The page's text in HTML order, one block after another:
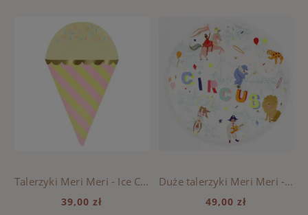
Talerzyki Meri Meri - Ice Cream
39,00 zł
Duże talerzyki Meri Meri - Cyrk
49,00 zł